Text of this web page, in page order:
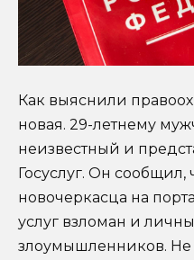
Как выяснили
новая. 29-летнему
неизвестный и
Госуслуг. Он
новочеркасца на
услуг взломан и
злоумышленников. Не